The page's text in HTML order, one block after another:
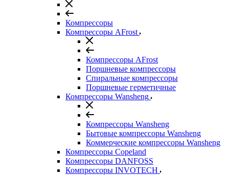
Компрессоры
Компрессоры AFrost
Компрессоры AFrost
Поршневые компрессоры
Спиральные компрессоры
Поршневые герметичные
Компрессоры Wansheng
Компрессоры Wansheng
Бытовые компрессоры Wansheng
Коммерческие компрессоры Wansheng
Компрессоры Copeland
Компрессоры DANFOSS
Компрессоры INVOTECH